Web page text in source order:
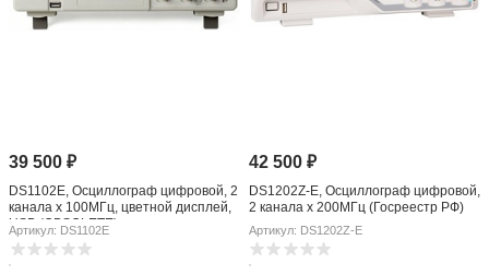
39 500₽
DS1102E, Осциллограф цифровой, 2
канала x 100МГц, цветной дисплей,
USB (OBSOLETE)
Артикул: DS1102E
42 500 ₽
DS1202Z-E, Осциллограф цифровой,
2 канала x 200МГц (Госреестр РФ)
Артикул: DS1202Z-E